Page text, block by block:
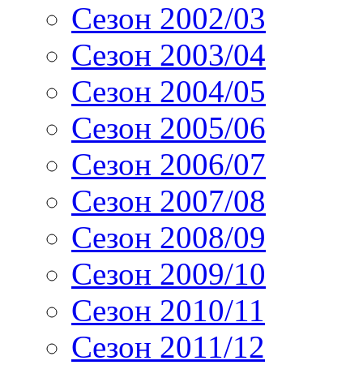
Сезон 2002/03
Сезон 2003/04
Сезон 2004/05
Сезон 2005/06
Сезон 2006/07
Сезон 2007/08
Сезон 2008/09
Сезон 2009/10
Сезон 2010/11
Сезон 2011/12